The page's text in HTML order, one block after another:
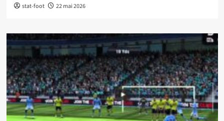
stat-foot 22 mai 2026